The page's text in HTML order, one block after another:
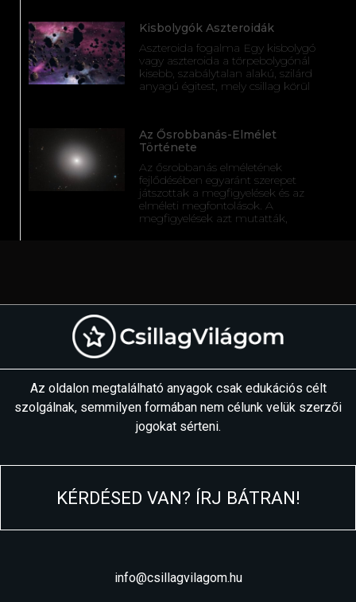
Kisbolygók Aszteroidák
Aszteroida fogalma Egy kisbolygó
vagy aszteroida a törpebolygónál
kisebb, szabálytalan alakú, szilárd
anyagú égitest, mely csillag körül
Az Ősrobbanás-Elmélet
Története
Az ősrobbanás elméletének
fejlődésében egyaránt szerepet
játszottak a megfigyelések és az
elméleti megfontolások. A
megfigyelések azt mutatták,
Az oldalon megtalálható anyagok csak edukációs célt
szolgálnak, semmilyen formában nem célunk velük szerzői
jogokat sérteni.
KÉRDÉSED VAN? ÍRJ BÁTRAN!
info@csillagvilagom.hu